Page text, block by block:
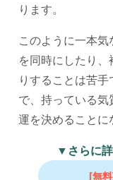
ります。
このように一本
を同時にしたり
りすることは苦
で、持っている
運を決めることに
▼さらに
[無